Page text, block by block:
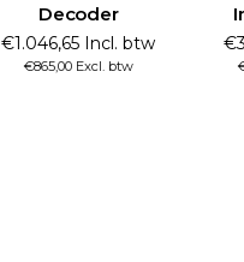
Decoder
€1.046,65 Incl. btw
€865,00 Excl. btw